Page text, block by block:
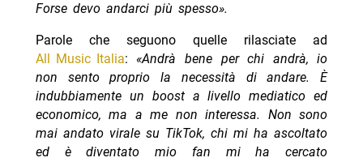
Forse devo andarci più spesso».
Parole che seguono quelle rilasciate ad
All Music Italia: «Andrà bene per chi andrà, io
non sento proprio la necessità di andare. È
indubbiamente un boost a livello mediatico ed
economico, ma a me non interessa. Non sono
mai andato virale su TikTok, chi mi ha ascoltato
ed è diventato mio fan mi ha cercato